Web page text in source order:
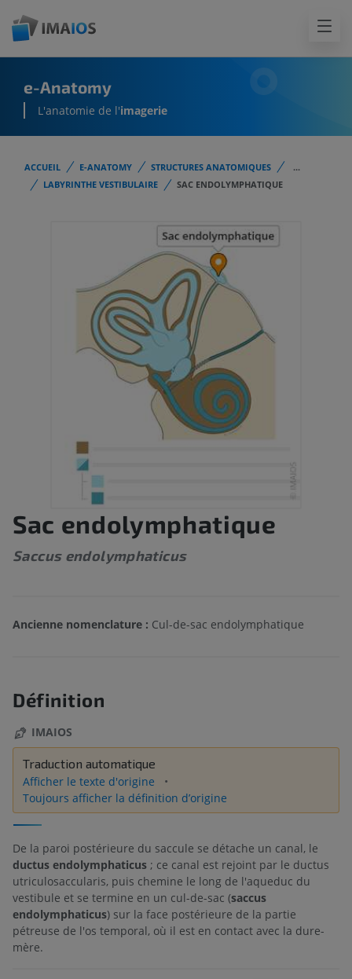
e-Anatomy
L'anatomie de l'imagerie
ACCUEIL E-ANATOMY STRUCTURES ANATOMIQUES
...
LABYRINTHE VESTIBULAIRE
SAC ENDOLYMPHATIQUE
Sac endolymphatique
Saccus endolymphaticus
Ancienne nomenclature : Cul-de-sac endolymphatique
Définition
IMAIOS
Traduction automatique
Afficher le texte d'origine
Toujours afficher la définition d’origine
De la paroi postérieure du saccule se détache un canal, le
ductus endolymphaticus ; ce canal est rejoint par le ductus
utriculosaccularis, puis chemine le long de l'aqueduc du
vestibule et se termine en un cul-de-sac (saccus
endolymphaticus) sur la face postérieure de la partie
pétreuse de l'os temporal, où il est en contact avec la dure-
mère.